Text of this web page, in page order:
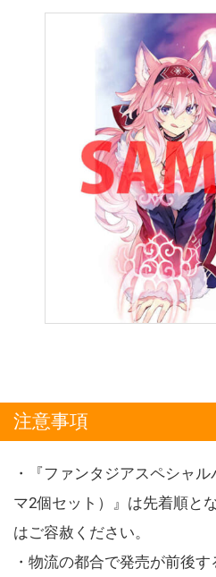
注意事項
・『ファンタジアスペシャ
マ2個セット）』は先着順と
はご容赦ください。
・物流の都合で発売が前後す